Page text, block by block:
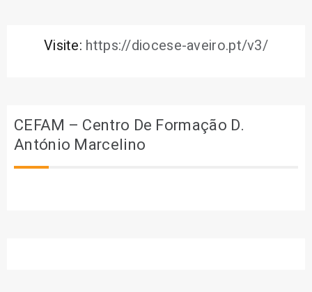
Visite: https://diocese-aveiro.pt/v3/
CEFAM – Centro De Formação D.
António Marcelino